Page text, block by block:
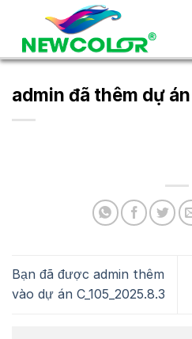
content
admin đã thêm dự
Bạn đã được admin thêm
vào dự án C_105_2025.8.3